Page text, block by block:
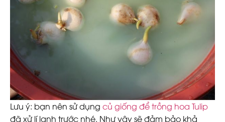
Lưu ý: bạn nên sử dụng củ giống để trồng hoa Tulip
đã xử lí lạnh trước nhé. Như vậy sẽ đảm bảo khả